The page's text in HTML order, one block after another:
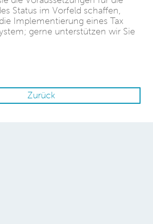
Status im Vorfeld schaffen,
Implementierung eines Tax
gerne unterstützen wir Sie
Zurück